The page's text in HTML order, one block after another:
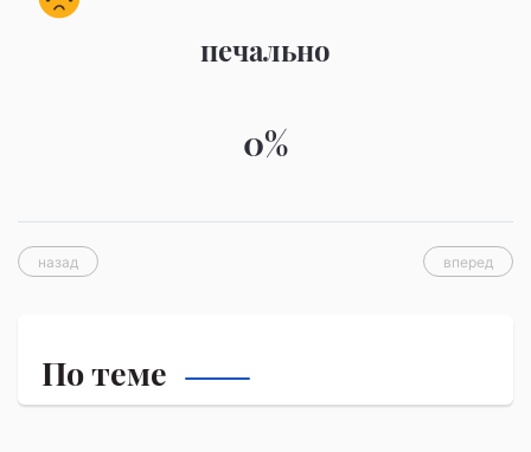
печально
0%
назад вперед
По теме